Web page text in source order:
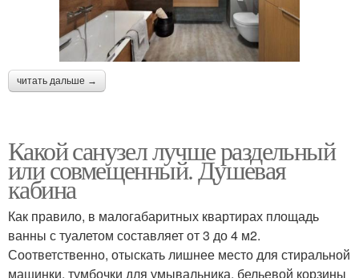
читать дальше →
Какой санузел лучше раздельный
или совмещенный. Душевая
кабина
Как правило, в малогабаритных квартирах площадь
ванны с туалетом составляет от 3 до 4 м2.
Соответственно, отыскать лишнее место для стиральной
машинки, тумбочки для умывальника, бельевой корзины